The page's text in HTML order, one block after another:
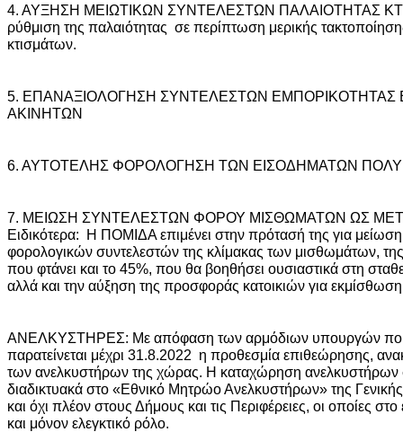
4. ΑΥΞΗΣΗ ΜΕΙΩΤΙΚΩΝ ΣΥΝΤΕΛΕΣΤΩΝ ΠΑΛΑΙΟΤΗΤΑΣ
ρύθμιση της παλαιότητας σε περίπτωση μερικής
κτισμάτων.
5. ΕΠΑΝΑΞΙΟΛΟΓΗΣΗ ΣΥΝΤΕΛΕΣΤΩΝ ΕΜΠΟΡΙΚΟΤΗΤΑΣ
ΑΚΙΝΗΤΩΝ
6. ΑΥΤΟΤΕΛΗΣ ΦΟΡΟΛΟΓΗΣΗ ΤΩΝ ΕΙΣΟΔΗΜΑΤΩΝ
7. ΜΕΙΩΣΗ ΣΥΝΤΕΛΕΣΤΩΝ ΦΟΡΟΥ ΜΙΣΘΩΜΑΤΩΝ ΩΣ
Ειδικότερα: H ΠΟΜΙΔΑ επιμένει στην πρότασή της για
φορολογικών συντελεστών της κλίμακας των μισθωμάτων,
που φτάνει και το 45%, που θα βοηθήσει ουσιαστικά στη
αλλά και την αύξηση της προσφοράς κατοικιών για
ΑΝΕΛΚΥΣΤΗΡΕΣ: Με απόφαση των αρμόδιων υπουργών που
παρατείνεται μέχρι 31.8.2022 η προθεσμία επιθεώρησης,
των ανελκυστήρων της χώρας. Η καταχώρηση ανελκυστήρων
διαδικτυακά στο «Εθνικό Μητρώο Ανελκυστήρων» της
και όχι πλέον στους Δήμους και τις Περιφέρειες, οι οποίες
και μόνον ελεγκτικό ρόλο.